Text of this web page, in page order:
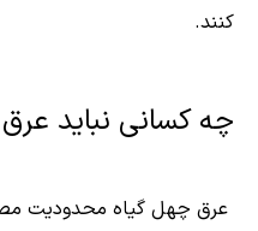
کنند.
چه کسانی نباید
عرق چهل گیاه محدودیت